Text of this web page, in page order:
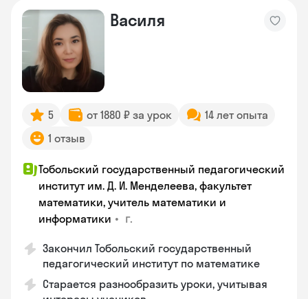
Василя
5 от 1880 ₽ за урок
14 лет опыта
1 отзыв
Тобольский государственный педагогический
институт им. Д. И. Менделеева, факультет
математики, учитель математики и
информатики • г.
Закончил Тобольский государственный
педагогический институт по математике
Старается разнообразить уроки, учитывая